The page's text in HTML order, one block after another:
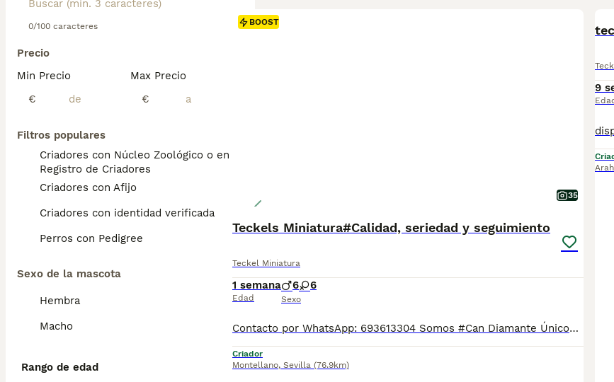
0/100 caracteres
Precio
Min Precio
€
Max Precio
€
Filtros populares
Criadores con Núcleo Zoológico o en el
Registro de Criadores
Criadores con Afijo
Criadores con identidad verificada
Perros con Pedigree
Sexo de la mascota
Hembra
Macho
Rango de edad
BOOST
35
Teckels Miniatura#Calidad, seriedad y seguimiento
Teckel Miniatura
1 semana
Edad
6 6
Sexo
Contacto por WhatsApp: 693613304 Somos #Can Diamante Único# Centro canino profesional con mas de 20 años de experiencia. Estamos comprometidos con la calidad, la transparencia y el bienestar animal. Tenemos teckels miniatura de todos los colores posibles. Puedes ver opiniones reales, fotos y seguimiento de nuestros clientes en: TikTok: @candiamanteunico ( 15.000 seguidores) Los cachorros se entregan a partir de los 2 meses de edad con: Vacunación correspondiente a su edad (1.ª y 2.ª vacuna según calendario) Tres desparasitaciones Cartilla sanitaria Contrato de garantía Microchip a nombre del nuevo propietario Pasaporte Trabajamos con formalidad y ofreciendo toda la documentación necesaria, ademas de respuesta inmediata ante cualquier adversidad para que compres con tranquilidad. Nuestros miles de clientes nos avalan. Contacto por WhatsApp: 693613304
Criador
Montellano, Sevilla (76.9km)
9